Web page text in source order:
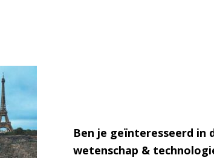
Ben je geïnteresseerd in
wetenschap &